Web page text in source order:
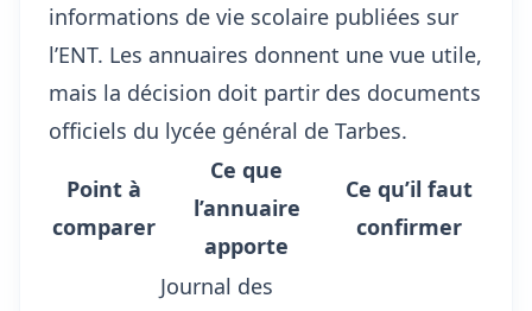
informations de vie scolaire publiées sur
l’ENT. Les annuaires donnent une vue utile,
mais la décision doit partir des documents
officiels du lycée général de Tarbes.
Point à
comparer
Ce que
l’annuaire
apporte
Ce qu’il faut
confirmer
Journal des